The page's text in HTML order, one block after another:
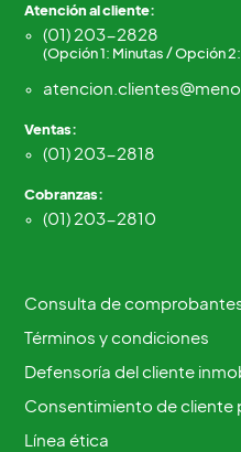
Atención al cliente:
(01) 203-2828
(Opción 1: Minutas / Opción
Ventas:
(01) 203-2818
Cobranzas:
(01) 203-2810
Consulta de
Términos y condiciones
Defensoría del cliente
Consentimiento de cliente
Línea ética